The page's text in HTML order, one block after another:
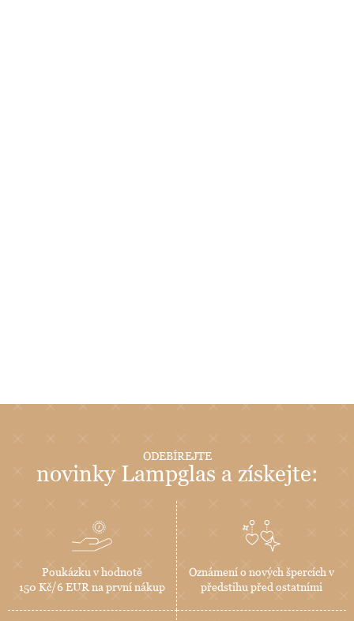
ODEBÍREJTE
novinky Lampglas a získejte:
Poukázku v hodnotě
150 Kč/6 EUR na první nákup
Oznámení o nových špercích v
předstihu před ostatními